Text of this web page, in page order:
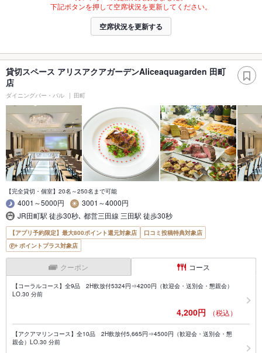
下記ボタンを押して空席状況を更新してください。
空席状況を更新する
貸切スペース アリスアクアガーデンAliceaquagarden 田町
店
ダイニングバー・バル 田町
【完全貸切・個室】20名～250名まで可能
4001～5000円
3001～4000円
JR田町駅 徒歩30秒､ 都営三田線 三田駅 徒歩30秒
【アプリ予約限定】最大800ポイント還元対象店
口コミ投稿特典対象店
ポイントプラス対象店
クーポン コース
【コーラルコース】全9品 2H飲放付5324円⇒4200円（歓迎会・送別会・懇親会）
LO.30 分前
4,200円 （税込）
【アクアマリンコース】全10品 2H飲放付5,665円⇒4500円（歓迎会・送別会・懇
親会）LO.30 分前